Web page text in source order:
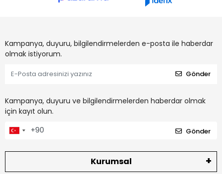
Kampanya, duyuru, bilgilendirmelerden e-posta ile haberdar
olmak istiyorum.
Gönder
Kampanya, duyuru ve bilgilendirmelerden haberdar olmak
için kayıt olun.
Gönder
Kurumsal